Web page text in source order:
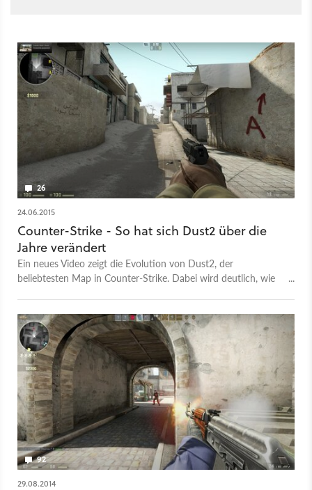
26
24.06.2015
Counter-Strike - So hat sich Dust2 über die
Jahre verändert
Ein neues Video zeigt die Evolution von Dust2, der
beliebtesten Map in Counter-Strike. Dabei wird deutlich, wie
92
29.08.2014